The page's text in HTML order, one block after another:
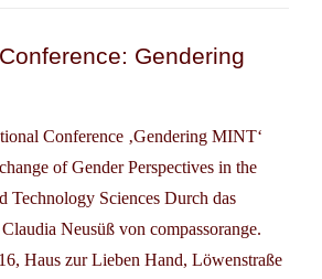
Gendering
Conference ‚Gendering MINT‘
of Gender Perspectives in the
Technology Sciences Durch das
Neusüß von compassorange.
Haus zur Lieben Hand, Löwenstraße